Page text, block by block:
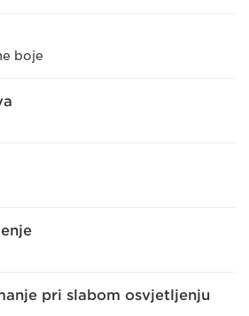
boje
pri slabom osvjetljenju